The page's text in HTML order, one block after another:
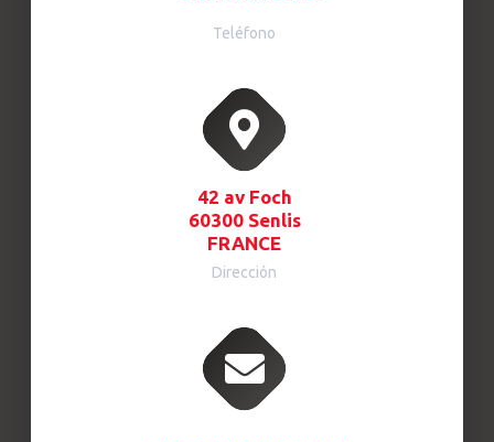
Teléfono
42 av Foch
60300 Senlis
FRANCE
Dirección